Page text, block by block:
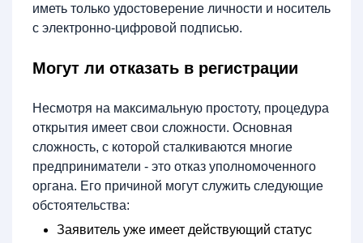
иметь только удостоверение личности и носитель
с электронно-цифровой подписью.
Могут ли отказать в регистрации
Несмотря на максимальную простоту, процедура
открытия имеет свои сложности. Основная
сложность, с которой сталкиваются многие
предприниматели - это отказ уполномоченного
органа. Его причиной могут служить следующие
обстоятельства:
Заявитель уже имеет действующий статус